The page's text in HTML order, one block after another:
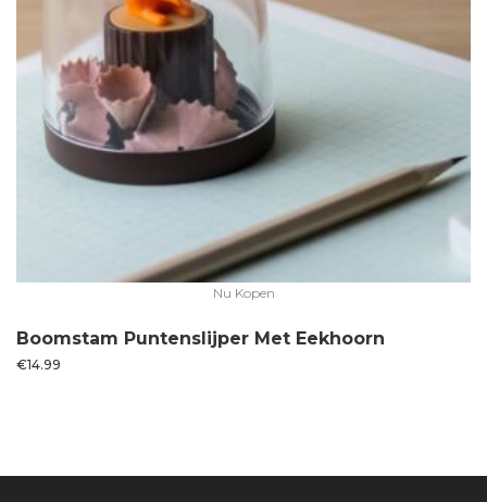
Nu Kopen
Boomstam Puntenslijper Met Eekhoorn
€14.99